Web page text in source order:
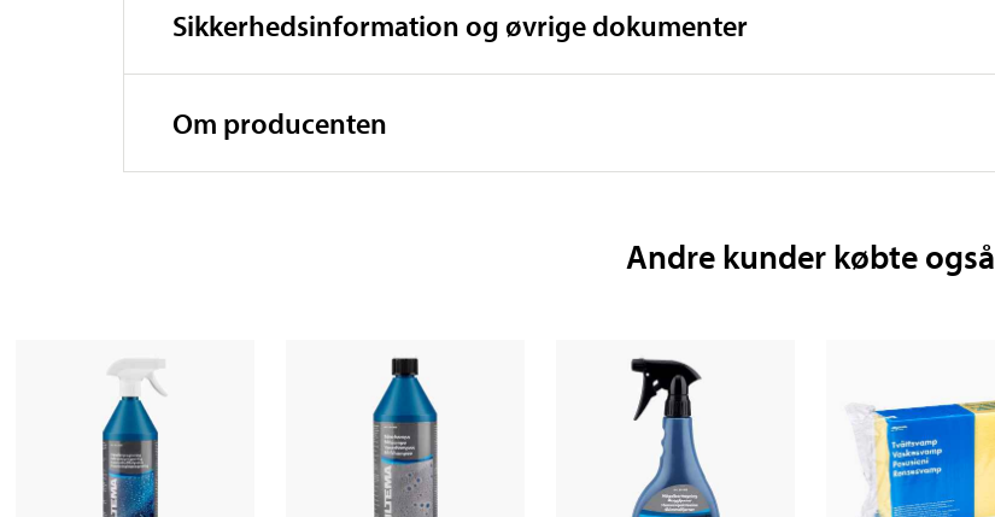
Sikkerhedsinformation og øvrige dokumenter
Om producenten
Andre kunder købte også